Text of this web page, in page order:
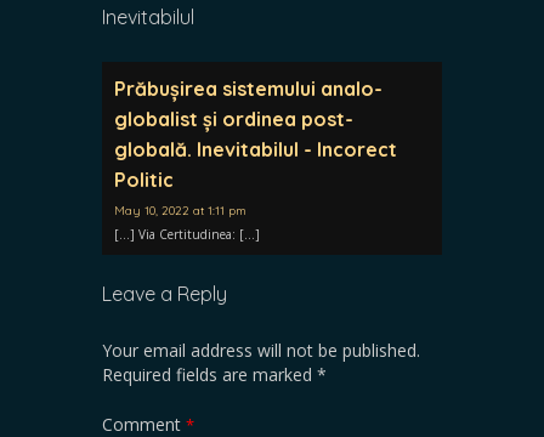
Inevitabilul
Prăbușirea sistemului analo-
globalist și ordinea post-
globală. Inevitabilul - Incorect
Politic
May 10, 2022 at 1:11 pm
[…] Via Certitudinea: […]
Leave a Reply
Your email address will not be published.
Required fields are marked *
Comment *